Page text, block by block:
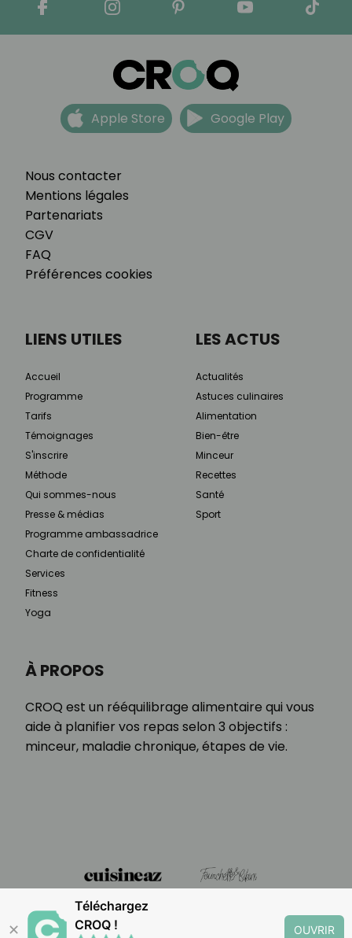
Nous contacter
Mentions légales
Partenariats
CGV
FAQ
Préférences cookies
Apple Store Google Play
À PROPOS
CROQ est un rééquilibrage alimentaire qui vous
aide à planifier vos repas selon 3 objectifs :
minceur, maladie chronique, étapes de vie.
LIENS UTILES
Accueil
Programme
Tarifs
Témoignages
S'inscrire
Méthode
Qui sommes-nous
Presse & médias
Programme ambassadrice
Charte de confidentialité
Services
Fitness
Yoga
LES ACTUS
Actualités
Astuces culinaires
Alimentation
Bien-être
Minceur
Recettes
Santé
Sport
✕
Téléchargez
CROQ !
OUVRIR